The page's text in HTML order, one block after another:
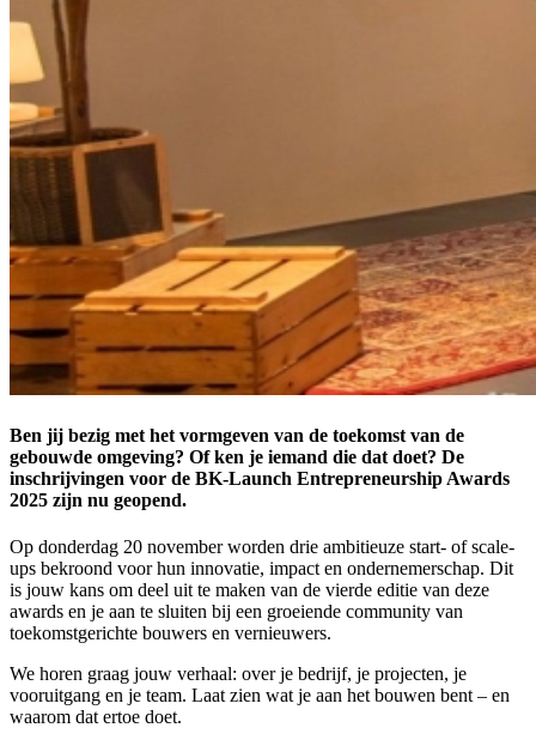
Ben jij bezig met het vormgeven van de toekomst van de
gebouwde omgeving? Of ken je iemand die dat doet? De
inschrijvingen voor de BK-Launch Entrepreneurship Awards
2025 zijn nu geopend.
Op donderdag 20 november worden drie ambitieuze start- of scale-
ups bekroond voor hun innovatie, impact en ondernemerschap. Dit
is jouw kans om deel uit te maken van de vierde editie van deze
awards en je aan te sluiten bij een groeiende community van
toekomstgerichte bouwers en vernieuwers.
We horen graag jouw verhaal: over je bedrijf, je projecten, je
vooruitgang en je team. Laat zien wat je aan het bouwen bent – en
waarom dat ertoe doet.